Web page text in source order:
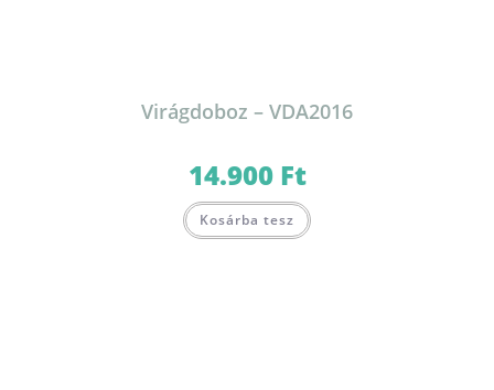
Virágdoboz – VDA2016
14.900 Ft
Kosárba tesz